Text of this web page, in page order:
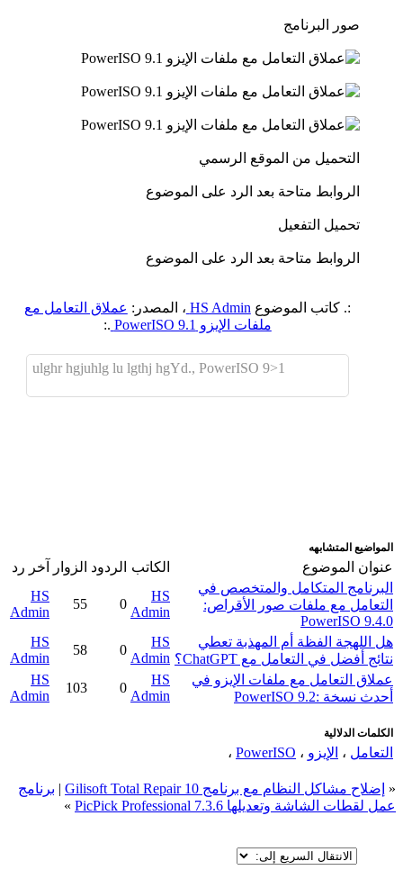
صور البرنامج
التحميل من الموقع الرسمي
الروابط متاحة بعد الرد على الموضوع
تحميل التفعيل
الروابط متاحة بعد الرد على الموضوع
:. كاتب الموضوع HS Admin ، المصدر: عملاق التعامل مع
ملفات الإيزو PowerISO 9.1
.:
ulghr hgjuhlg lu lgthj hgYd., PowerISO 9>1
المواضيع المتشابهه
عنوان الموضوع الكاتب الردود الزوار
آخر رد
البرنامج المتكامل والمتخصص في
التعامل مع ملفات صور الأقراص:
PowerISO 9.4.0
HS
Admin
0
55
HS
Admin
هل اللهجة الفظة أم المهذبة تعطي
نتائج أفضل في التعامل مع ChatGPT؟
HS
Admin
0
58
HS
Admin
عملاق التعامل مع ملفات الإيزو في
أحدث نسخة :PowerISO 9.2
HS
Admin
0
103
HS
Admin
الكلمات الدلالية
التعامل ، الإيزو ، PowerISO ،
« إضلاح مشاكل النظام مع برنامج Gilisoft Total Repair 10 | برنامج
عمل لقطات الشاشة وتعديلها PicPick Professional 7.3.6
»